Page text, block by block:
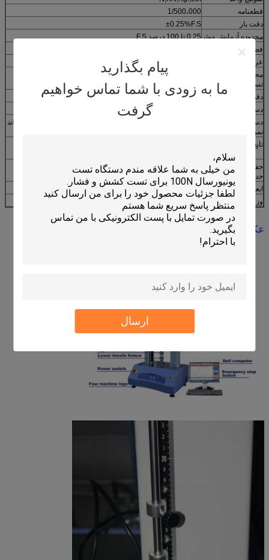
پیام بگذارید
ما به زودی با شما تماس خواهیم
گرفت
ارسال
قطعنامه
1/500،000
دقت بار
±0.25%F.S
محدوده آزمایش موثر0.25 تا 100 درصد F.S
فضای کششی موثر
عرض موثر
محدوده سرعت
تست
دقت تغییر شکل
کمتر از 0.5 درصد از مقدار نشان داده شده
دستگاه ثابت نمونه
دستگاه بلند کردن
نمونه
کنترل سرعت سریع / آهسته به طور خودکار، کنترل دویدن می تواند
تابع بازگشت
حفاظت از بیش از
حد
ابعاد بدن اصلی
830x670x1940 میلی متر
وزن اصلی بدن
حدود 245 کيلوگرم
عکس: